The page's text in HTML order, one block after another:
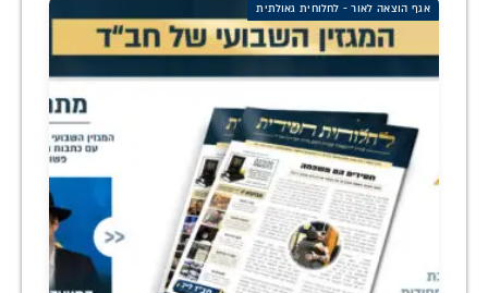
אגף הוצאה לאור - לחלוחית גאולתית